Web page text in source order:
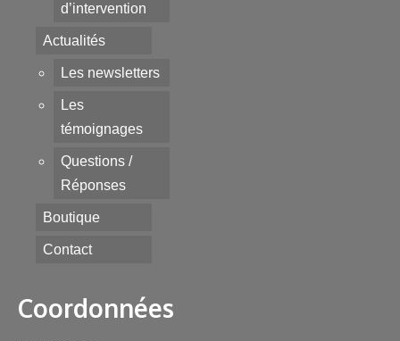
d’intervention
Actualités
Les newsletters
Les
témoignages
Questions /
Réponses
Boutique
Contact
Coordonnées